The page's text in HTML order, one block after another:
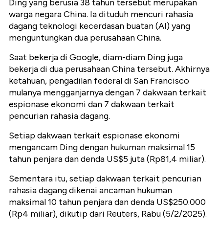
Ding yang berusia 38 tahun tersebut merupakan
warga negara China. Ia dituduh mencuri rahasia
dagang teknologi kecerdasan buatan (AI) yang
menguntungkan dua perusahaan China.
Saat bekerja di Google, diam-diam Ding juga
bekerja di dua perusahaan China tersebut. Akhirnya
ketahuan, pengadilan federal di San Francisco
mulanya mengganjarnya dengan 7 dakwaan terkait
espionase ekonomi dan 7 dakwaan terkait
pencurian rahasia dagang.
Setiap dakwaan terkait espionase ekonomi
mengancam Ding dengan hukuman maksimal 15
tahun penjara dan denda US$5 juta (Rp81,4 miliar).
Sementara itu, setiap dakwaan terkait pencurian
rahasia dagang dikenai ancaman hukuman
maksimal 10 tahun penjara dan denda US$250.000
(Rp4 miliar), dikutip dari Reuters, Rabu (5/2/2025).